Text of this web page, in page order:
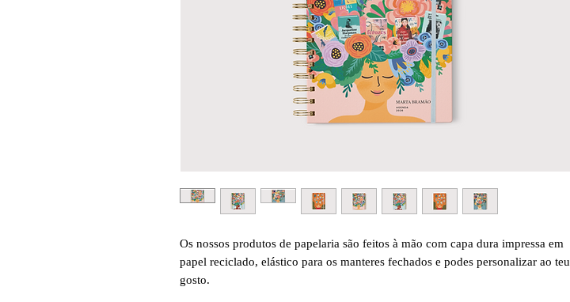
Os nossos produtos de papelaria são feitos à mão com capa dura impressa em
papel reciclado, elástico para os manteres fechados e podes personalizar ao teu
gosto.